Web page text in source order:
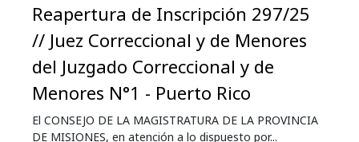
Reapertura de Inscripción 297/25
// Juez Correccional y de Menores
del Juzgado Correccional y de
Menores N°1 - Puerto Rico
El CONSEJO DE LA MAGISTRATURA DE LA PROVINCIA
DE MISIONES, en atención a lo dispuesto por...